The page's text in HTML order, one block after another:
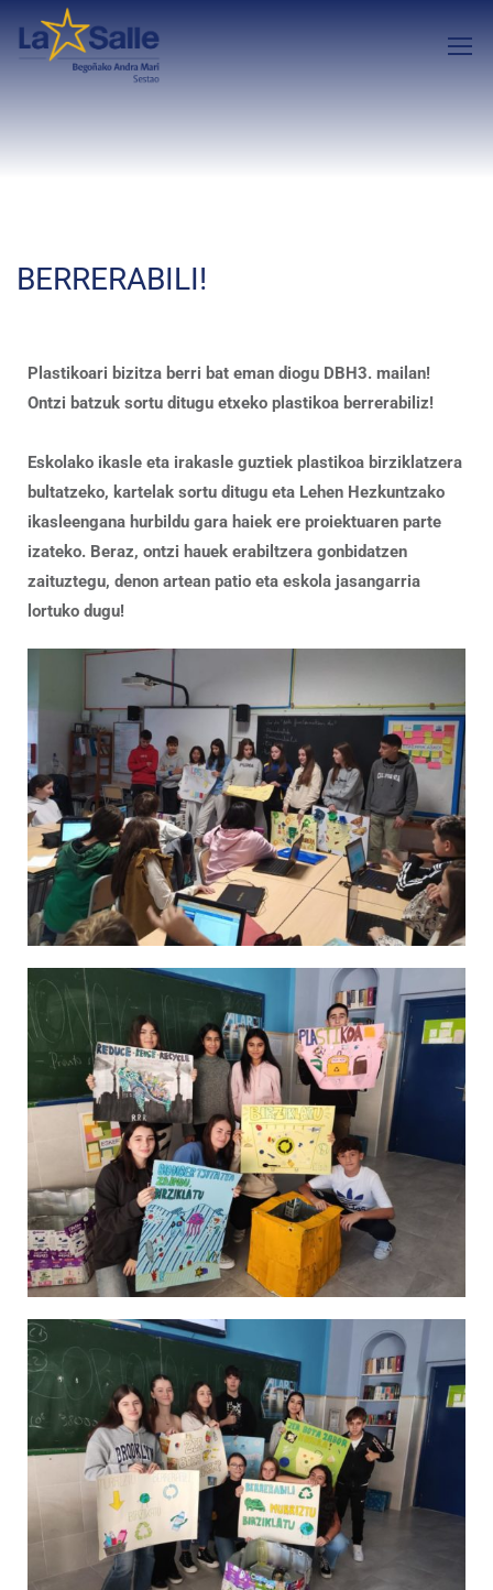
BERRERABILI!
Plastikoari bizitza berri bat eman diogu DBH3. mailan!
Ontzi batzuk sortu ditugu etxeko plastikoa berrerabiliz!
Eskolako ikasle eta irakasle guztiek plastikoa birziklatzera
bultatzeko, kartelak sortu ditugu eta Lehen Hezkuntzako
ikasleengana hurbildu gara haiek ere proiektuaren parte
izateko. Beraz, ontzi hauek erabiltzera gonbidatzen
zaituztegu, denon artean patio eta eskola jasangarria
lortuko dugu!